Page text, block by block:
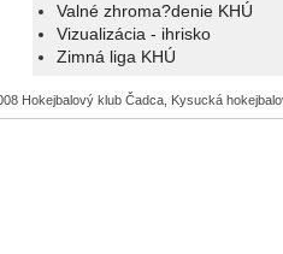
Valné zhroma?denie KHÚ
Vizualizácia - ihrisko
Zimná liga KHÚ
Hokejbalový klub Čadca, Kysucká